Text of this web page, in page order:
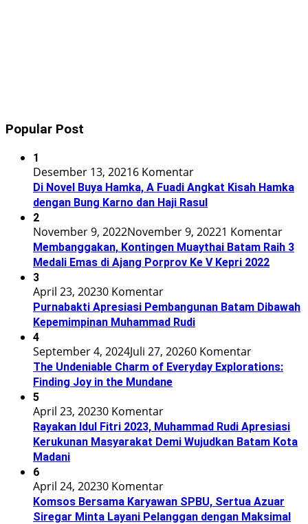
Popular Post
1
Desember 13, 20216 Komentar
Di Novel Buya Hamka, A Fuadi Angkat Kisah Hamka
dengan Bung Karno dan Haji Rasul
2
November 9, 2022November 9, 20221 Komentar
Membanggakan, Kontingen Muaythai Batam Raih 3
Medali Emas di Ajang Porprov Ke V Kepri 2022
3
April 23, 20230 Komentar
Purnabakti Apresiasi Pembangunan Batam Dibawah
Kepemimpinan Muhammad Rudi
4
September 4, 2024Juli 27, 20260 Komentar
The Undeniable Charm of Everyday Explorations:
Finding Joy in the Mundane
5
April 23, 20230 Komentar
Rayakan Idul Fitri 2023, Muhammad Rudi Apresiasi
Kerukunan Masyarakat Demi Wujudkan Batam Kota
Madani
6
April 24, 20230 Komentar
Komsos Bersama Karyawan SPBU, Sertua Azuar
Siregar Minta Layani Pelanggan dengan Maksimal